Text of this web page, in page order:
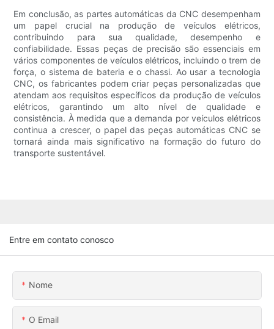
Em conclusão, as partes automáticas da CNC desempenham
um papel crucial na produção de veículos elétricos,
contribuindo para sua qualidade, desempenho e
confiabilidade. Essas peças de precisão são essenciais em
vários componentes de veículos elétricos, incluindo o trem de
força, o sistema de bateria e o chassi. Ao usar a tecnologia
CNC, os fabricantes podem criar peças personalizadas que
atendam aos requisitos específicos da produção de veículos
elétricos, garantindo um alto nível de qualidade e
consistência. À medida que a demanda por veículos elétricos
continua a crescer, o papel das peças automáticas CNC se
tornará ainda mais significativo na formação do futuro do
transporte sustentável.
Entre em contato conosco
Nome
O Email